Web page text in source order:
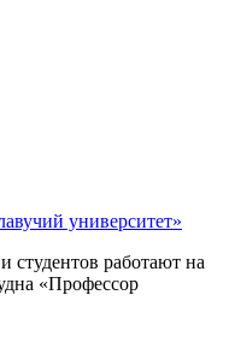
университет»
студентов работают на
«Профессор